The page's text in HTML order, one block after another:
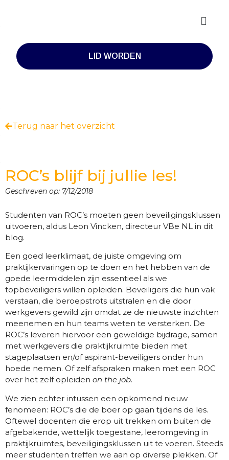
LID WORDEN
Terug naar het overzicht
ROC’s blijf bij jullie les!
Geschreven op: 7/12/2018
Studenten van ROC’s moeten geen beveiligingsklussen
uitvoeren, aldus Leon Vincken, directeur VBe NL in dit
blog.
Een goed leerklimaat, de juiste omgeving om
praktijkervaringen op te doen en het hebben van de
goede leermiddelen zijn essentieel als we
topbeveiligers willen opleiden. Beveiligers die hun vak
verstaan, die beroepstrots uitstralen en die door
werkgevers gewild zijn omdat ze de nieuwste inzichten
meenemen en hun teams weten te versterken. De
ROC’s leveren hiervoor een geweldige bijdrage, samen
met werkgevers die praktijkruimte bieden met
stageplaatsen en/of aspirant-beveiligers onder hun
hoede nemen. Of zelf afspraken maken met een ROC
over het zelf opleiden on the job.
We zien echter intussen een opkomend nieuw
fenomeen: ROC’s die de boer op gaan tijdens de les.
Oftewel docenten die erop uit trekken om buiten de
afgebakende, wettelijk toegestane, leeromgeving in
praktijkruimtes, beveiligingsklussen uit te voeren. Steeds
meer studenten treffen we aan op diverse plekken. Of